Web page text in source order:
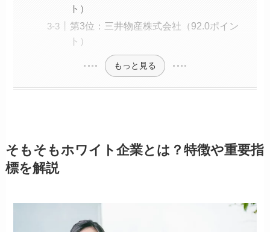
ト）
第3位：三井物産株式会社（92.0ポイン
ト）
もっと見る
そもそもホワイト企業とは？特徴や重要指
標を解説